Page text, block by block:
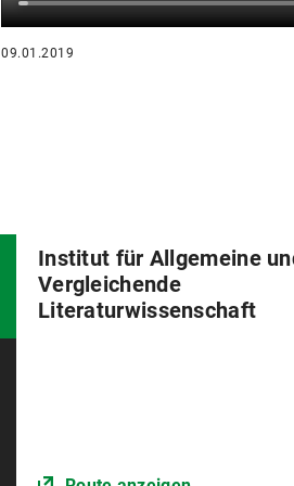
09.01.2019
Institut für Allgemeine
Vergleichende
Literaturwissenschaft